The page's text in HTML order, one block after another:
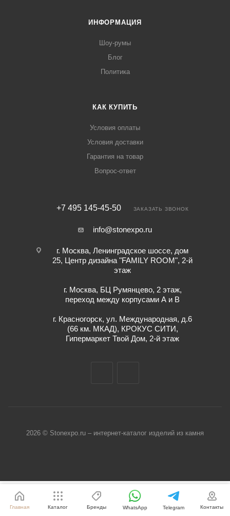
ИНФОРМАЦИЯ
Шоу-румы
Блог
Политика
КАК КУПИТЬ
Условия оплаты
Условия доставки
Гарантия на товар
Вопрос-ответ
+7 495 145-45-50 ЗАКАЗАТЬ ЗВОНОК
info@stonexpo.ru
г. Москва, Ленинградское шоссе, дом
25, Центр дизайна "FAMILY ROOM", 2-й
этаж
г. Москва, БЦ Румянцево, 2 этаж,
переход между корпусами А и В
г. Красногорск, ул. Международная, д.6
(66 км. МКАД), КРОКУС СИТИ,
Гипермаркет Твой Дом, 2-й этаж
2026 © Stonexpo.ru – интернет-каталог изделий из камня
Главная Каталог Бренды WhatsApp Telegram Контакты